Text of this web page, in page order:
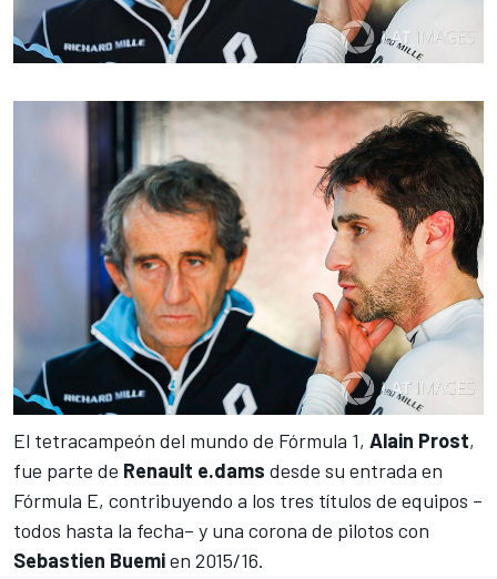
El tetracampeón del mundo de Fórmula 1, Alain Prost,
fue parte de Renault e.dams desde su entrada en
Fórmula E, contribuyendo a los tres títulos de equipos –
todos hasta la fecha– y una corona de pilotos con
Sebastien Buemien 2015/16.